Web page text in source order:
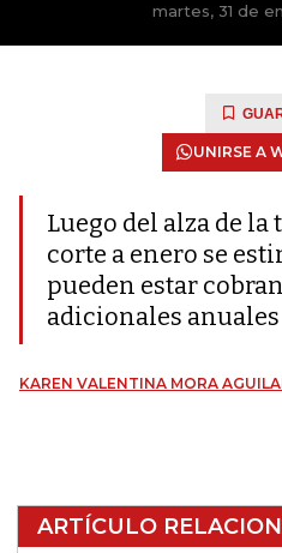
martes, 31 de
UNIRSE A
Luego del alza de la
corte a enero se
pueden estar
adicionales anuales
KAREN VALENTINA MORA
ARTÍCULO